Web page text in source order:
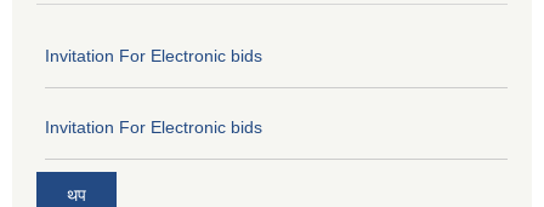
Invitation For Electronic bids
Invitation For Electronic bids
थप